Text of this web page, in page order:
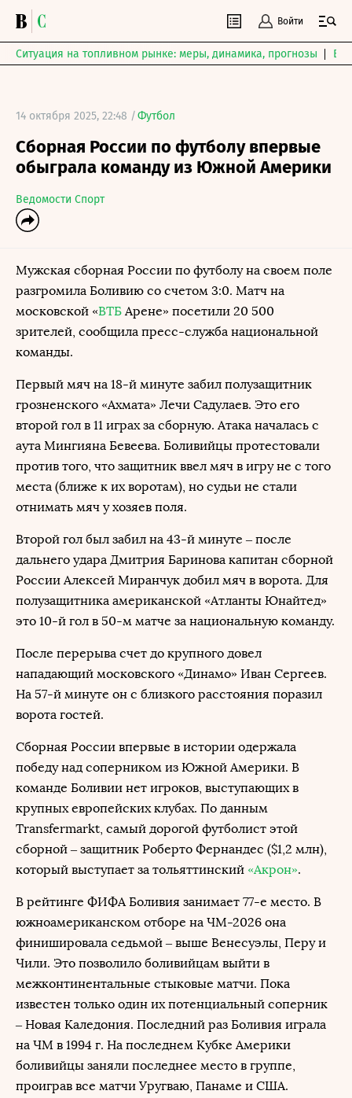
Войти
Ситуация на топливном рынке: меры, динамика, прогнозы
14 октября 2025, 22:48 /Футбол
Сборная России по футболу впервые
обыграла команду из Южной Америки
Ведомости Спорт
Мужская сборная России по футболу на своем поле
разгромила Боливию со счетом 3:0. Матч на
московской «ВТБ Арене» посетили 20 500
зрителей, сообщила пресс-служба национальной
команды.
Первый мяч на 18-й минуте забил полузащитник
грозненского «Ахмата» Лечи Садулаев. Это его
второй гол в 11 играх за сборную. Атака началась с
аута Мингияна Бевеева. Боливийцы протестовали
против того, что защитник ввел мяч в игру не с того
места (ближе к их воротам), но судьи не стали
отнимать мяч у хозяев поля.
Второй гол был забил на 43-й минуте – после
дальнего удара Дмитрия Баринова капитан сборной
России Алексей Миранчук добил мяч в ворота. Для
полузащитника американской «Атланты Юнайтед»
это 10-й гол в 50-м матче за национальную команду.
После перерыва счет до крупного довел
нападающий московского «Динамо» Иван Сергеев.
На 57-й минуте он с близкого расстояния поразил
ворота гостей.
Сборная России впервые в истории одержала
победу над соперником из Южной Америки. В
команде Боливии нет игроков, выступающих в
крупных европейских клубах. По данным
Transfermarkt, самый дорогой футболист этой
сборной – защитник Роберто Фернандес ($1,2 млн),
который выступает за тольяттинский «Акрон».
В рейтинге ФИФА Боливия занимает 77-е место. В
южноамериканском отборе на ЧМ-2026 она
финишировала седьмой – выше Венесуэлы, Перу и
Чили. Это позволило боливийцам выйти в
межконтинентальные стыковые матчи. Пока
известен только один их потенциальный соперник
– Новая Каледония. Последний раз Боливия играла
на ЧМ в 1994 г. На последнем Кубке Америки
боливийцы заняли последнее место в группе,
проиграв все матчи Уругваю, Панаме и США.